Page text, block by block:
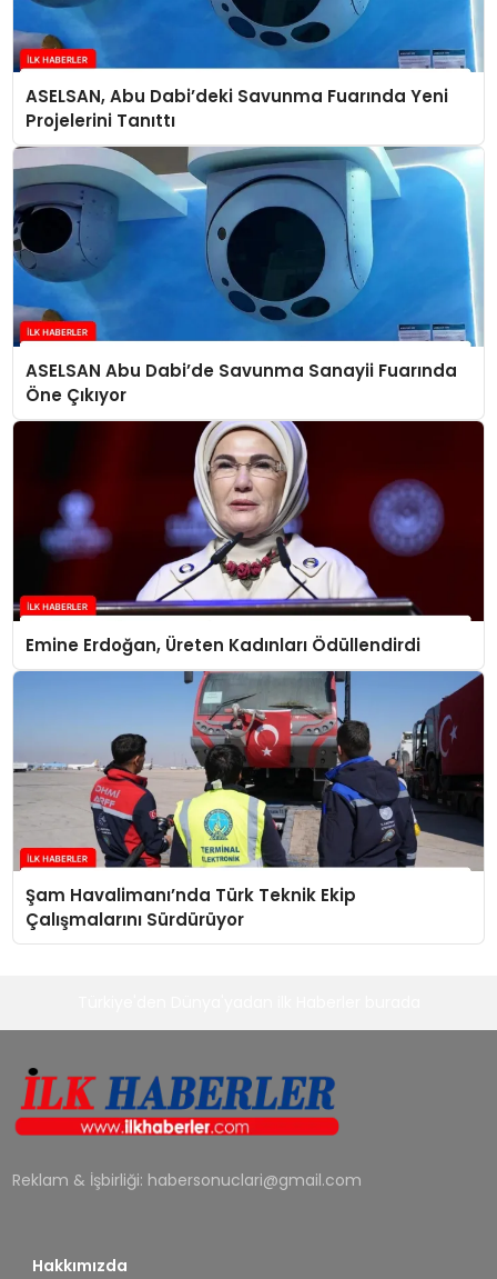
ASELSAN, Abu Dabi’deki Savunma Fuarında Yeni
Projelerini Tanıttı
ASELSAN Abu Dabi’de Savunma Sanayii Fuarında
Öne Çıkıyor
Emine Erdoğan, Üreten Kadınları Ödüllendirdi
Şam Havalimanı’nda Türk Teknik Ekip
Çalışmalarını Sürdürüyor
Reklam & İşbirliği: habersonuclari@gmail.com
Hakkımızda